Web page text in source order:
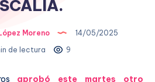
Moreno
14/05/2025
de lectura
9
aprobó este martes otro